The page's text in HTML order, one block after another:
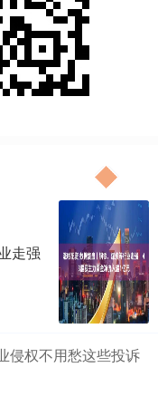
走强
侵权不用愁这些投诉